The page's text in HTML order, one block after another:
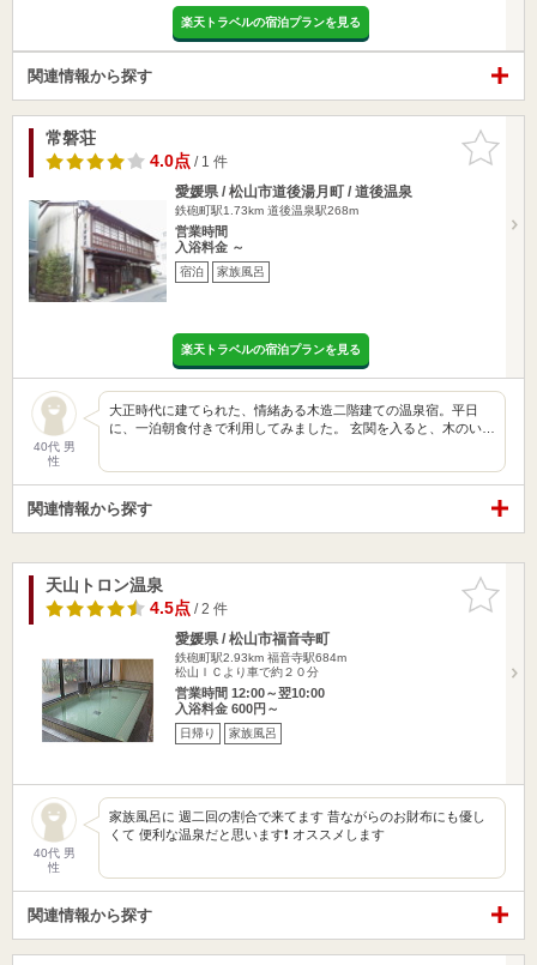
楽天トラベルの宿泊プランを見る
関連情報から探す
お気に入
りに追加
常磐荘
4.0点/ 1 件
愛媛県 / 松山市道後湯月町 / 道後温泉
鉄砲町駅1.73km 道後温泉駅268m
営業時間
入浴料金 ～
宿泊 家族風呂
楽天トラベルの宿泊プランを見る
40代 男
性
大正時代に建てられた、情緒ある木造二階建ての温泉宿。平日
に、一泊朝食付きで利用してみました。 玄関を入ると、木のい…
関連情報から探す
お気に入
りに追加
天山トロン温泉
4.5点/ 2 件
愛媛県 / 松山市福音寺町
鉄砲町駅2.93km 福音寺駅684m
松山ＩＣより車で約２０分
営業時間 12:00～翌10:00
入浴料金 600円～
日帰り 家族風呂
40代 男
性
家族風呂に 週二回の割合で来てます 昔ながらのお財布にも優し
くて 便利な温泉だと思います❗ オススメします
関連情報から探す